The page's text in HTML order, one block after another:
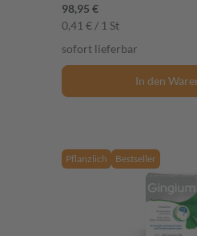
98,95 €
0,41 € / 1 St
sofort lieferbar
In den
Pflanzlich Bestseller